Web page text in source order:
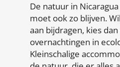
De natuur in
moet ook zo blijven.
aan bijdragen, kies
overnachtingen in
Kleinschalige